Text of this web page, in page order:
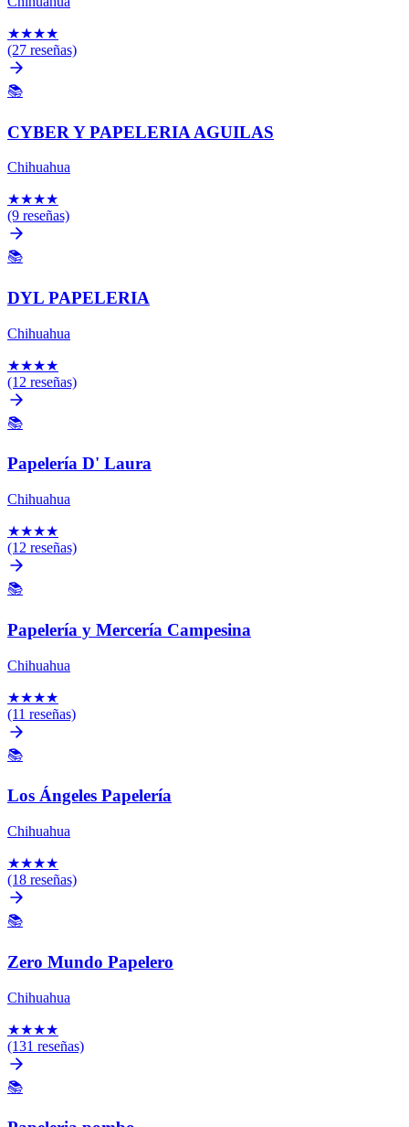
★★★★
(27 reseñas)
📚
CYBER Y PAPELERIA AGUILAS
Chihuahua
★★★★
(9 reseñas)
📚
DYL PAPELERIA
Chihuahua
★★★★
(12 reseñas)
📚
Papelería D' Laura
Chihuahua
★★★★
(12 reseñas)
📚
Papelería y Mercería Campesina
Chihuahua
★★★★
(11 reseñas)
📚
Los Ángeles Papelería
Chihuahua
★★★★
(18 reseñas)
📚
Zero Mundo Papelero
Chihuahua
★★★★
(131 reseñas)
📚